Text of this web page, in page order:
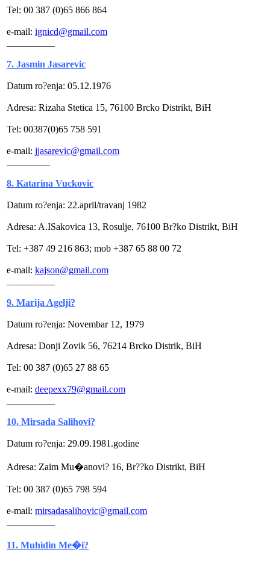
Tel: 00 387 (0)65 866 864
e-mail: ignicd@gmail.com
7. Jasmin Jasarevic
Datum ro?enja: 05.12.1976
Adresa: Rizaha Stetica 15, 76100 Brcko Distrikt, BiH
Tel: 00387(0)65 758 591
e-mail: jjasarevic@gmail.com
8. Katarina Vuckovic
Datum ro?enja: 22.april/travanj 1982
Adresa: A.ISakovica 13, Rosulje, 76100 Br?ko Distrikt, BiH
Tel: +387 49 216 863; mob +387 65 88 00 72
e-mail: kajson@gmail.com
9. Marija Agelji?
Datum ro?enja: Novembar 12, 1979
Adresa: Donji Zovik 56, 76214 Brcko Distrik, BiH
Tel: 00 387 (0)65 27 88 65
e-mail: deepexx79@gmail.com
10. Mirsada Salihovi?
Datum ro?enja: 29.09.1981.godine
Adresa: Zaim Mu�anovi? 16, Br??ko Distrikt, BiH
Tel: 00 387 (0)65 798 594
e-mail: mirsadasalihovic@gmail.com
11. Muhidin Me�i?